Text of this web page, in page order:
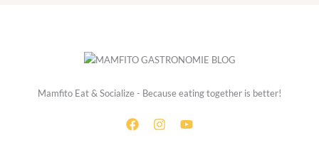
Mamfito Eat & Socialize - Because eating together is better!